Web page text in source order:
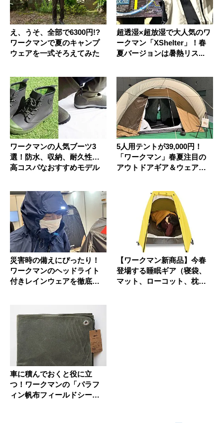
え、うそ、全部で6300円!?
ワークマンで夏のキャンプ
ウェアを一式そろえてみた
超透湿×超放湿で大人気のワ
ークマン「XShelter」！春
夏バージョンは暑熱リス...
ワークマンの人気ブーツ3
選！防水、収納、耐久性…
高コスパなおすすめモデル
5人用テントが39,000円！
「ワークマン」春夏注目の
アウトドアギア＆ウェア新
災害時の備えにぴったり！
ワークマンのヘッドライト
付きレインウェアを徹底チ
【ワークマン新商品】今春
登場する睡眠ギア（寝袋、
マット、ローコット、枕）
車に積んでおくと役に立
つ！ワークマンの「パラフ
ィン帆布フィールドシー